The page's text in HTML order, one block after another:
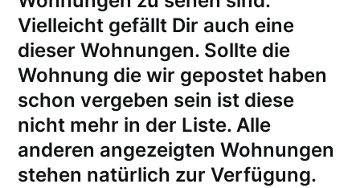
Vielleicht gefällt Dir auch eine
dieser Wohnungen. Sollte die
Wohnung die wir gepostet haben
schon vergeben sein ist diese
nicht mehr in der Liste. Alle
anderen angezeigten Wohnungen
stehen natürlich zur Verfügung.